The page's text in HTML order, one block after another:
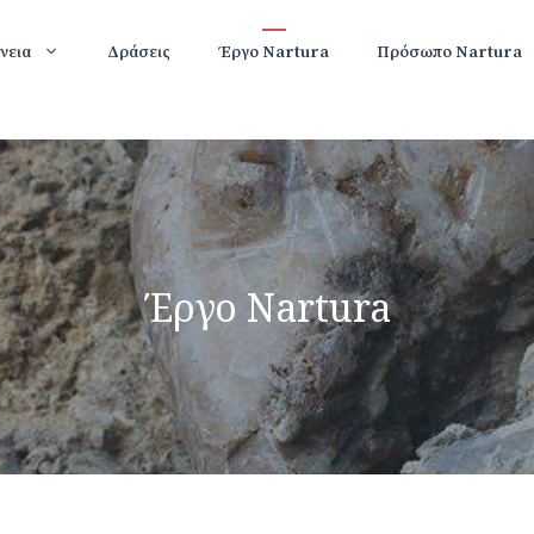
Δράσεις Έργο Nartura
Πρόσωπο Nartura
Έργο Nartura